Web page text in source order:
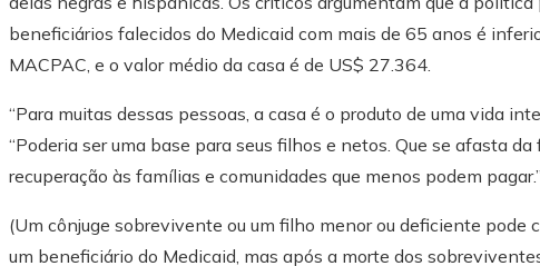
beneficiários falecidos do Medicaid com mais de 65 anos é
MACPAC, e o valor médio da casa é de US$ 27.364.
“Para muitas dessas pessoas, a casa é o produto de uma vida
“Poderia ser uma base para seus filhos e netos. Que se afasta
recuperação às famílias e comunidades que menos podem pagar.”
(Um cônjuge sobrevivente ou um filho menor ou deficiente pode
um beneficiário do Medicaid, mas após a morte dos